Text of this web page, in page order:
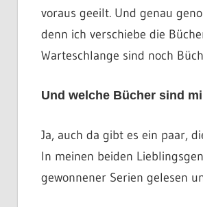
voraus geeilt. Und genau
denn ich verschiebe die
Warteschlange sind noch
Und welche Bücher sind
Ja, auch da gibt es ein paar,
In meinen beiden
gewonnener Serien gelesen